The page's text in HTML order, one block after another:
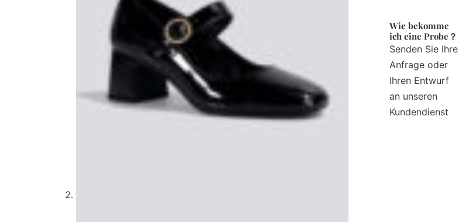
Wie bekomme
ich eine Probe？
Senden Sie Ihre
Anfrage oder
Ihren Entwurf
an unseren
Kundendienst